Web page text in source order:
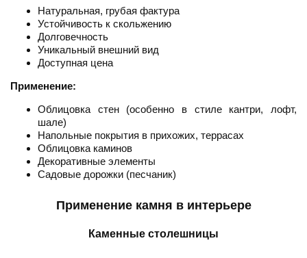
Натуральная, грубая фактура
Устойчивость к скольжению
Долговечность
Уникальный внешний вид
Доступная цена
Применение:
Облицовка стен (особенно в стиле кантри, лофт,
шале)
Напольные покрытия в прихожих, террасах
Облицовка каминов
Декоративные элементы
Садовые дорожки (песчаник)
Применение камня в интерьере
Каменные столешницы